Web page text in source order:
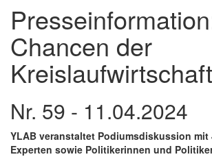
Chancen der
Kreislaufwirtschaft
Nr. 59 - 11.04.2024
YLAB veranstaltet Podiumsdiskussion
Experten sowie Politikerinnen und